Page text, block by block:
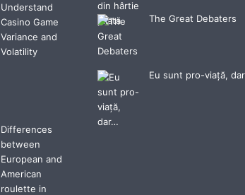
Understand
Casino Game
Variance and
Volatility
Differences
between
European and
American
roulette in
The Great Debaters
Eu sunt pro-viață,